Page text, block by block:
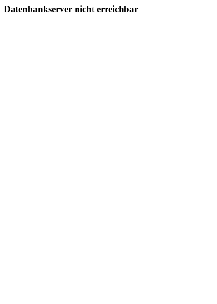
Datenbankserver nicht erreichbar